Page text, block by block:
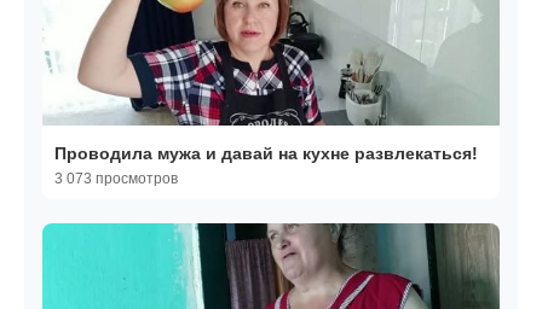
Проводила мужа и давай на кухне развлекаться!
3 073 просмотров